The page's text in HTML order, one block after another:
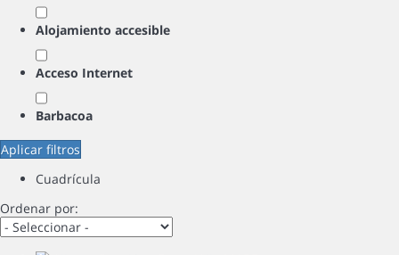
Alojamiento accesible
Acceso Internet
Barbacoa
Aplicar filtros
Cuadrícula
Ordenar por: